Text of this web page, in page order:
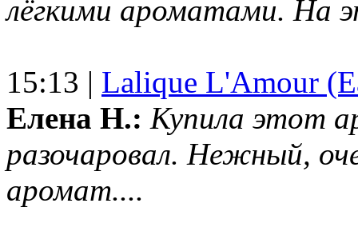
лёгкими ароматами. На
15:13 | Lalique L'Amour
Елена Н.: Купила этот
разочаровал. Нежный,
аромат....